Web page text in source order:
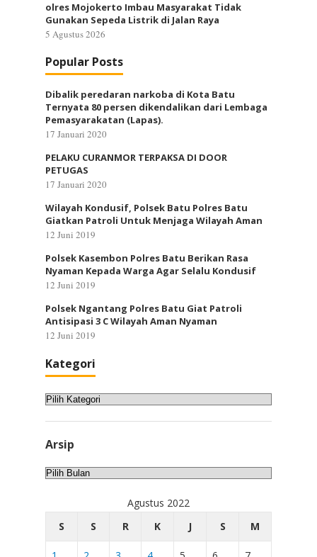
olres Mojokerto Imbau Masyarakat Tidak
Gunakan Sepeda Listrik di Jalan Raya
5 Agustus 2026
Popular Posts
Dibalik peredaran narkoba di Kota Batu
Ternyata 80 persen dikendalikan dari Lembaga
Pemasyarakatan (Lapas).
17 Januari 2020
PELAKU CURANMOR TERPAKSA DI DOOR
PETUGAS
17 Januari 2020
Wilayah Kondusif, Polsek Batu Polres Batu
Giatkan Patroli Untuk Menjaga Wilayah Aman
12 Juni 2019
Polsek Kasembon Polres Batu Berikan Rasa
Nyaman Kepada Warga Agar Selalu Kondusif
12 Juni 2019
Polsek Ngantang Polres Batu Giat Patroli
Antisipasi 3 C Wilayah Aman Nyaman
12 Juni 2019
Kategori
Kategori
Arsip
Arsip
Agustus 2022
S
S R K J S M